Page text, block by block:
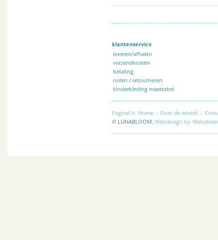
klantenservice
leveren/afhalen
verzendkosten
betaling
ruilen / retourneren
kinderkleding maattabel
Pagina\'s: Home - Over de winkel -
© LUNABLOOM. Webdesign by